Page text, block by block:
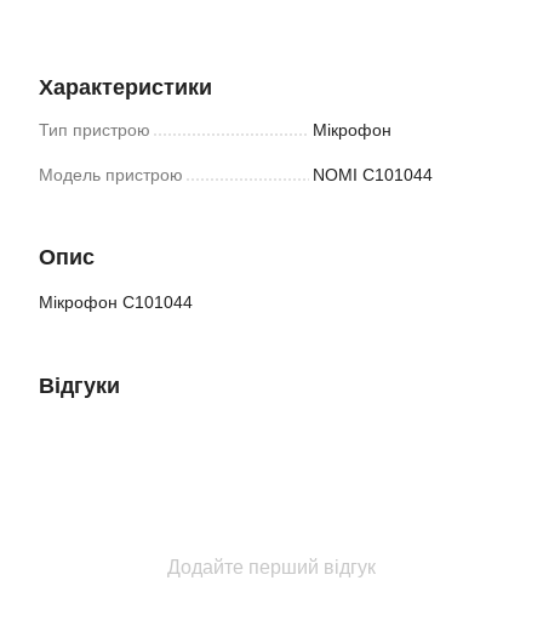
Характеристики
Тип пристрою Мікрофон
Модель пристрою NOMI C101044
Опис
Мікрофон C101044
Відгуки
Додайте перший відгук